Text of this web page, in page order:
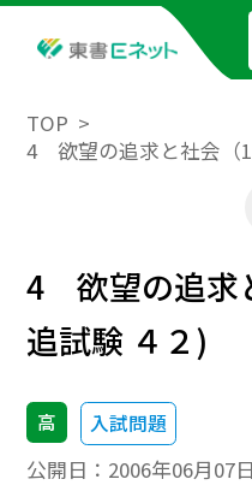
TOP
4 欲望の追求と社会（
4 欲望の追求
追試験 ４２)
高 入試問題
公開日： 2006年06月07日